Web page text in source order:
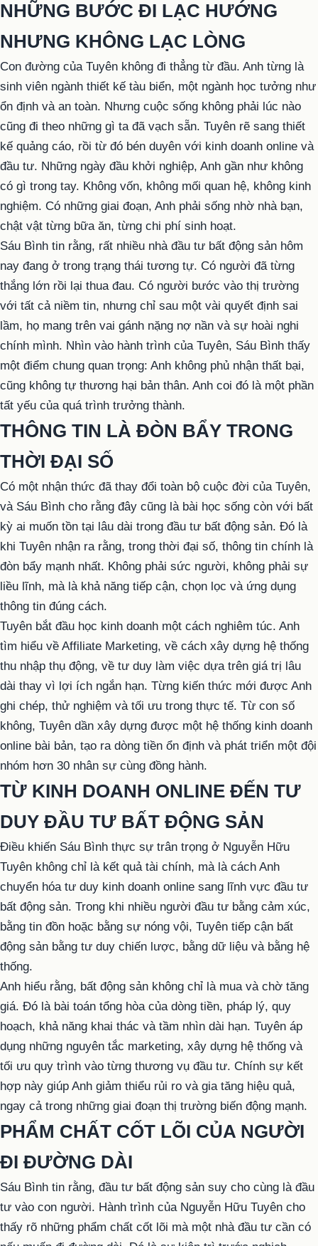
NHỮNG BƯỚC ĐI LẠC HƯỚNG
NHƯNG KHÔNG LẠC LÒNG
Con đường của Tuyên không đi thẳng từ đầu. Anh từng là
sinh viên ngành thiết kế tàu biển, một ngành học tưởng như
ổn định và an toàn. Nhưng cuộc sống không phải lúc nào
cũng đi theo những gì ta đã vạch sẵn. Tuyên rẽ sang thiết
kế quảng cáo, rồi từ đó bén duyên với kinh doanh online và
đầu tư. Những ngày đầu khởi nghiệp, Anh gần như không
có gì trong tay. Không vốn, không mối quan hệ, không kinh
nghiệm. Có những giai đoạn, Anh phải sống nhờ nhà bạn,
chật vật từng bữa ăn, từng chi phí sinh hoạt.
Sáu Bình tin rằng, rất nhiều nhà đầu tư bất động sản hôm
nay đang ở trong trạng thái tương tự. Có người đã từng
thắng lớn rồi lại thua đau. Có người bước vào thị trường
với tất cả niềm tin, nhưng chỉ sau một vài quyết định sai
lầm, họ mang trên vai gánh nặng nợ nần và sự hoài nghi
chính mình. Nhìn vào hành trình của Tuyên, Sáu Bình thấy
một điểm chung quan trọng: Anh không phủ nhận thất bại,
cũng không tự thương hại bản thân. Anh coi đó là một phần
tất yếu của quá trình trưởng thành.
THÔNG TIN LÀ ĐÒN BẨY TRONG
THỜI ĐẠI SỐ
Có một nhận thức đã thay đổi toàn bộ cuộc đời của Tuyên,
và Sáu Bình cho rằng đây cũng là bài học sống còn với bất
kỳ ai muốn tồn tại lâu dài trong đầu tư bất động sản. Đó là
khi Tuyên nhận ra rằng, trong thời đại số, thông tin chính là
đòn bẩy mạnh nhất. Không phải sức người, không phải sự
liều lĩnh, mà là khả năng tiếp cận, chọn lọc và ứng dụng
thông tin đúng cách.
Tuyên bắt đầu học kinh doanh một cách nghiêm túc. Anh
tìm hiểu về Affiliate Marketing, về cách xây dựng hệ thống
thu nhập thụ động, về tư duy làm việc dựa trên giá trị lâu
dài thay vì lợi ích ngắn hạn. Từng kiến thức mới được Anh
ghi chép, thử nghiệm và tối ưu trong thực tế. Từ con số
không, Tuyên dần xây dựng được một hệ thống kinh doanh
online bài bản, tạo ra dòng tiền ổn định và phát triển một đội
nhóm hơn 30 nhân sự cùng đồng hành.
TỪ KINH DOANH ONLINE ĐẾN TƯ
DUY ĐẦU TƯ BẤT ĐỘNG SẢN
Điều khiến Sáu Bình thực sự trân trọng ở Nguyễn Hữu
Tuyên không chỉ là kết quả tài chính, mà là cách Anh
chuyển hóa tư duy kinh doanh online sang lĩnh vực đầu tư
bất động sản. Trong khi nhiều người đầu tư bằng cảm xúc,
bằng tin đồn hoặc bằng sự nóng vội, Tuyên tiếp cận bất
động sản bằng tư duy chiến lược, bằng dữ liệu và bằng hệ
thống.
Anh hiểu rằng, bất động sản không chỉ là mua và chờ tăng
giá. Đó là bài toán tổng hòa của dòng tiền, pháp lý, quy
hoạch, khả năng khai thác và tầm nhìn dài hạn. Tuyên áp
dụng những nguyên tắc marketing, xây dựng hệ thống và
tối ưu quy trình vào từng thương vụ đầu tư. Chính sự kết
hợp này giúp Anh giảm thiểu rủi ro và gia tăng hiệu quả,
ngay cả trong những giai đoạn thị trường biến động mạnh.
PHẨM CHẤT CỐT LÕI CỦA NGƯỜI
ĐI ĐƯỜNG DÀI
Sáu Bình tin rằng, đầu tư bất động sản suy cho cùng là đầu
tư vào con người. Hành trình của Nguyễn Hữu Tuyên cho
thấy rõ những phẩm chất cốt lõi mà một nhà đầu tư cần có